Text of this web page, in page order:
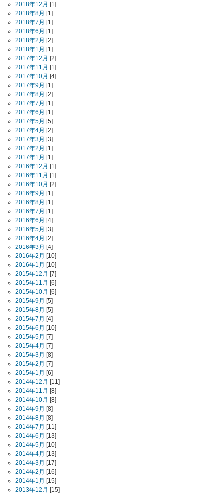
2018年12月 [1]
2018年8月 [1]
2018年7月 [1]
2018年6月 [1]
2018年2月 [2]
2018年1月 [1]
2017年12月 [2]
2017年11月 [1]
2017年10月 [4]
2017年9月 [1]
2017年8月 [2]
2017年7月 [1]
2017年6月 [1]
2017年5月 [5]
2017年4月 [2]
2017年3月 [3]
2017年2月 [1]
2017年1月 [1]
2016年12月 [1]
2016年11月 [1]
2016年10月 [2]
2016年9月 [1]
2016年8月 [1]
2016年7月 [1]
2016年6月 [4]
2016年5月 [3]
2016年4月 [2]
2016年3月 [4]
2016年2月 [10]
2016年1月 [10]
2015年12月 [7]
2015年11月 [6]
2015年10月 [6]
2015年9月 [5]
2015年8月 [5]
2015年7月 [4]
2015年6月 [10]
2015年5月 [7]
2015年4月 [7]
2015年3月 [8]
2015年2月 [7]
2015年1月 [6]
2014年12月 [11]
2014年11月 [8]
2014年10月 [8]
2014年9月 [8]
2014年8月 [8]
2014年7月 [11]
2014年6月 [13]
2014年5月 [10]
2014年4月 [13]
2014年3月 [17]
2014年2月 [16]
2014年1月 [15]
2013年12月 [15]